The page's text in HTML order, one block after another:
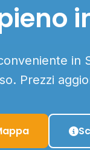
in
Prezzi